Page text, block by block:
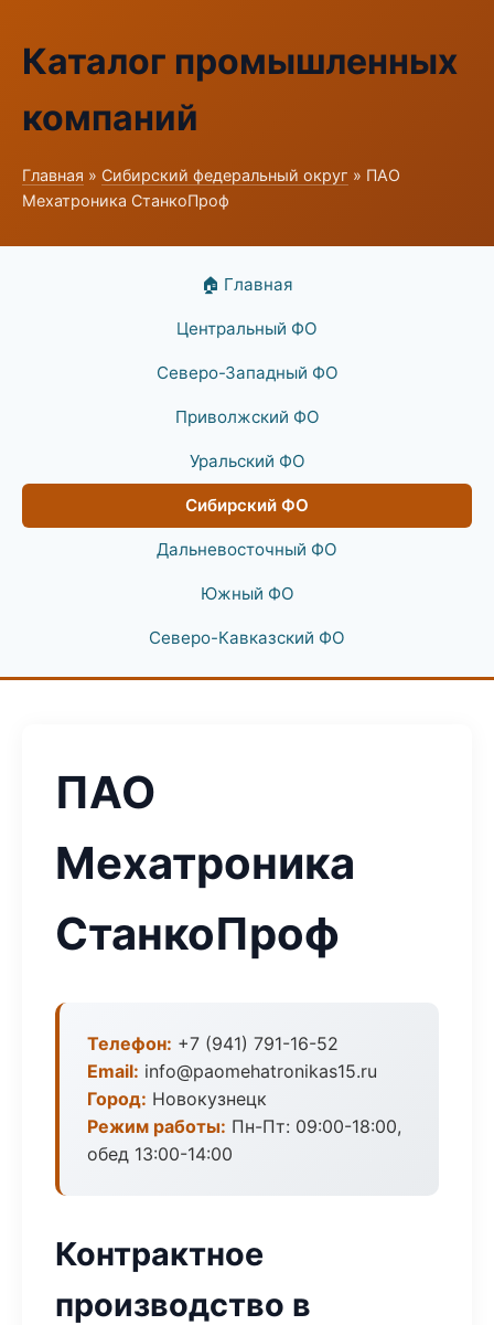
Каталог промышленных
компаний
Главная » Сибирский федеральный округ » ПАО
Мехатроника СтанкоПроф
🏠 Главная
Центральный ФО
Северо-Западный ФО
Приволжский ФО
Уральский ФО
Сибирский ФО
Дальневосточный ФО
Южный ФО
Северо-Кавказский ФО
ПАО
Мехатроника
СтанкоПроф
Телефон: +7 (941) 791-16-52
Email: info@paomehatronikas15.ru
Город: Новокузнецк
Режим работы: Пн-Пт: 09:00-18:00,
обед 13:00-14:00
Контрактное
производство в